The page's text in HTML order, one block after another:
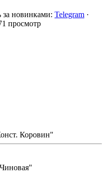
за новинками: Telegram ·
просмотр
Коровин"